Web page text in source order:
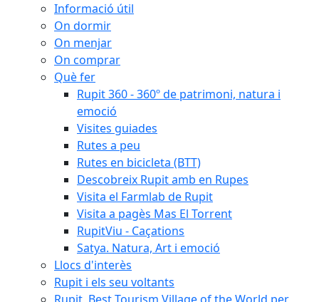
Informació útil
On dormir
On menjar
On comprar
Què fer
Rupit 360 - 360º de patrimoni, natura i
emoció
Visites guiades
Rutes a peu
Rutes en bicicleta (BTT)
Descobreix Rupit amb en Rupes
Visita el Farmlab de Rupit
Visita a pagès Mas El Torrent
RupitViu - Caçations
Satya. Natura, Art i emoció
Llocs d'interès
Rupit i els seu voltants